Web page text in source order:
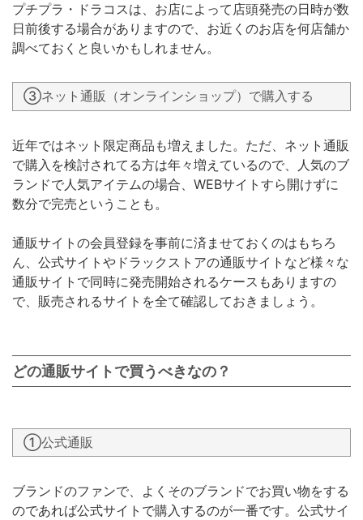
プチプラ・ドラコスは、お店によって店頭発売の日時が数
日前後する場合がありますので、お近くのお店を何店舗か
調べておくと良いかもしれません。
③ネット通販（オンラインショップ）で購入する
近年ではネット限定商品も増えました。ただ、ネット通販
で購入を検討されてる方は年々増えているので、人気のブ
ランドで人気アイテムの場合、WEBサイトすら開けずに
数分で完売ということも。
通販サイトの会員登録を事前に済ませておくのはもちろ
ん、公式サイトやドラックストアの通販サイトなど様々な
通販サイトで同時に発売開始されるケースもありますの
で、販売されるサイトを全て確認しておきましょう。
どの通販サイトで買うべきなの？
①公式通販
ブランドのファンで、よくそのブランドでお買い物をする
のであれば公式サイトで購入するのが一番です。公式サイ